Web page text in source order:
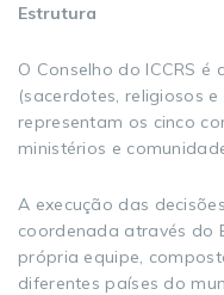
Estrutura
O Conselho do ICCRS
(sacerdotes, religiosos
representam os cinco
ministérios e
A execução das
coordenada através do
própria equipe,
diferentes países do